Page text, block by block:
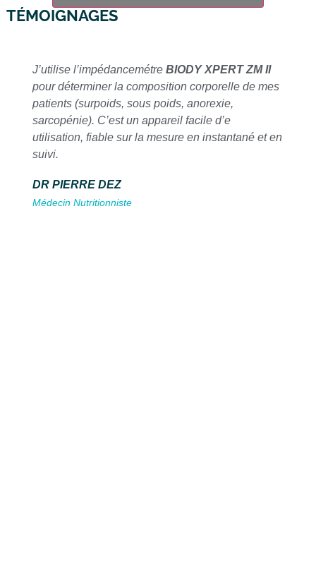
TÉMOIGNAGES
J’utilise l’impédancemétre BIODY XPERT ZM II
pour déterminer la composition corporelle de mes
patients (surpoids, sous poids, anorexie,
sarcopénie). C’est un appareil facile d’e
utilisation, fiable sur la mesure en instantané et en
suivi.
DR PIERRE DEZ
Médecin Nutritionniste